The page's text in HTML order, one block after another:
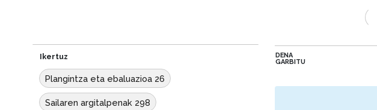
Ikertuz
Plangintza eta ebaluazioa 26
Sailaren argitalpenak 298
DENA
GARBITU